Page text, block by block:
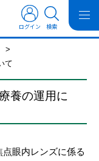
ログイン 検索
>
て
養の運用に
眼内レンズに係る